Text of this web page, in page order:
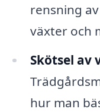
rensning
växter och
Skötsel av
hur man